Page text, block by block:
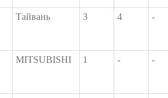
Тайвань 3 4 -
MITSUBISHI 1 - -